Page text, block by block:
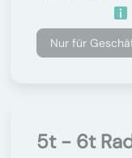
Nur für
5t - 6t